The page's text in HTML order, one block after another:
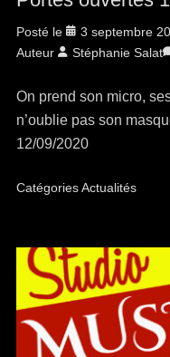
Posté le
3 septembre
Auteur
Stéphanie Salat
On prend son micro,
n’oublie pas son
12/09/2020
CatégoriesActualités